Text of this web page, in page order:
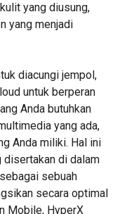
yang diusung,
yang menjadi
diacungi jempol,
untuk berperan
Anda butuhkan
yang ada,
Anda miliki. Hal ini
disertakan di dalam
sebuah
secara optimal
Mobile, HyperX